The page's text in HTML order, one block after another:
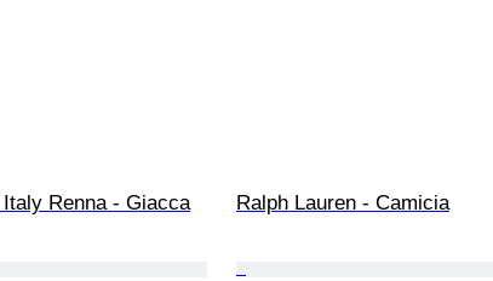
Renna - Giacca Ralph Lauren - Camicia